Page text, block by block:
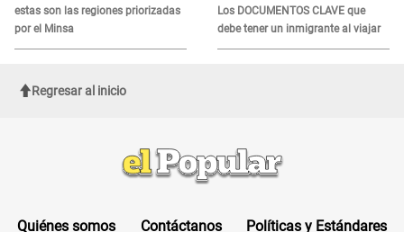
estas son las regiones priorizadas
por el Minsa
Los DOCUMENTOS CLAVE que
debe tener un inmigrante al viajar
Regresar al inicio
Quiénes somos Contáctanos Políticas y Estándares